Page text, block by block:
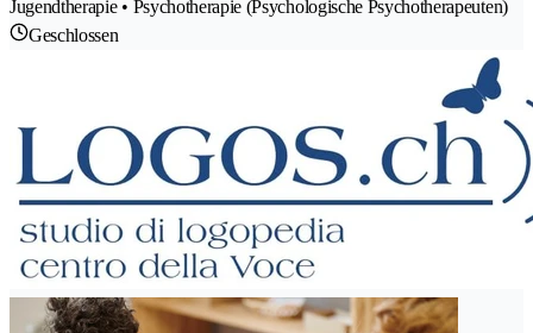
Jugendtherapie • Psychotherapie (Psychologische Psychotherapeuten)
Geschlossen